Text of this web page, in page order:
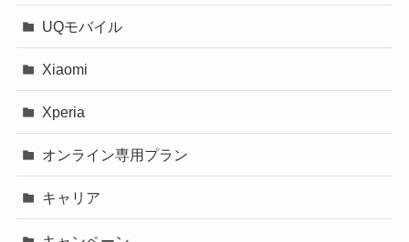
UQモバイル
Xiaomi
Xperia
オンライン専用プラン
キャリア